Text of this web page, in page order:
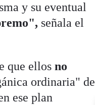
y su eventual
señala el
que ellosno
ordinaria" de
ese plan